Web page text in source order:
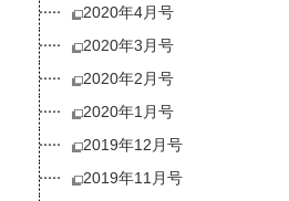
2020年4月号
2020年3月号
2020年2月号
2020年1月号
2019年12月号
2019年11月号